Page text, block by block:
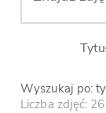
Wyszukaj po:
Liczba zdjęć: